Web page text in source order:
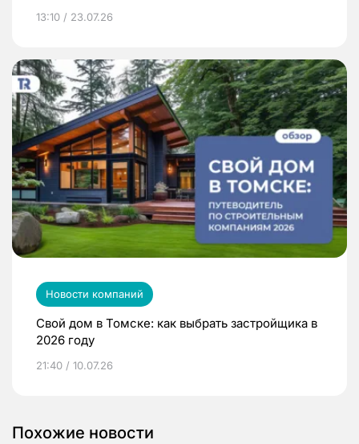
13:10 / 23.07.26
Новости компаний
Свой дом в Томске: как выбрать застройщика в
2026 году
21:40 / 10.07.26
Похожие новости